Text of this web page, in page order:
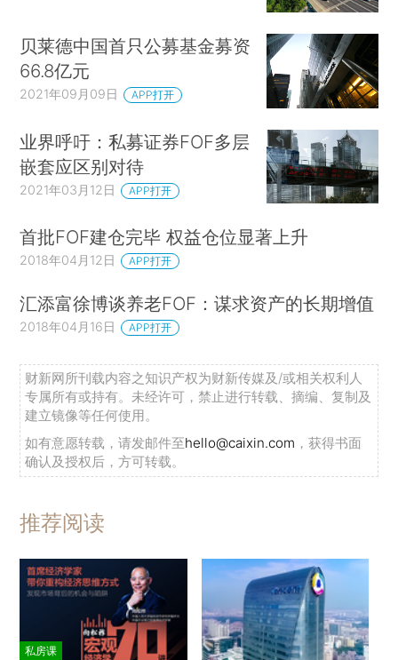
贝莱德中国首只公募基金募资
66.8亿元
2021年09月09日 APP打开
业界呼吁：私募证券FOF多层
嵌套应区别对待
2021年03月12日 APP打开
首批FOF建仓完毕 权益仓位显著上升
2018年04月12日 APP打开
汇添富徐博谈养老FOF：谋求资产的长期增值
2018年04月16日 APP打开
财新网所刊载内容之知识产权为财新传媒及/或相关权利人
专属所有或持有。未经许可，禁止进行转载、摘编、复制及
建立镜像等任何使用。
如有意愿转载，请发邮件至hello@caixin.com ，获得书面
确认及授权后，方可转载。
推荐阅读
私房课